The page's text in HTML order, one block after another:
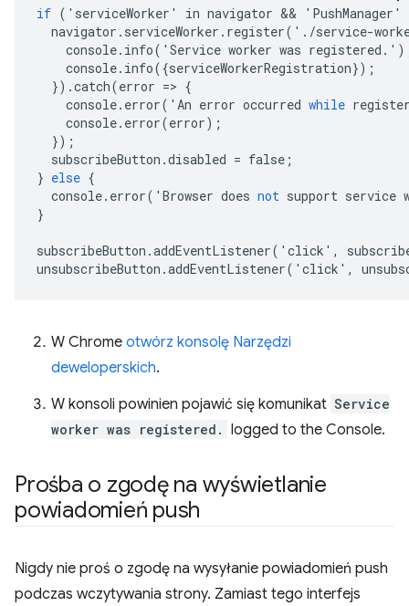
if (' serviceWorker ' in navigator && ' PushManager '
navigator . serviceWorker . register('. /service-
console. info(' Service worker was registered
console. info({serviceWorkerRegistration});
}).catch(error => {
console. error(' An error occurred while
console. error(error);
});
subscribeButton .disabled = false ;
} else {
console. error(' Browser does not support service
}
subscribeButton .addEventListener(' click ',
unsubscribeButton .addEventListener(' click ',
W Chrome otwórz konsolę Narzędzi
deweloperskich.
W konsoli powinien pojawić się komunikat Service
worker was registered. logged to the Console.
Prośba o zgodę na wyświetlanie
powiadomień push
Nigdy nie proś o zgodę na wysyłanie powiadomień push
podczas wczytywania strony. Zamiast tego interfejs